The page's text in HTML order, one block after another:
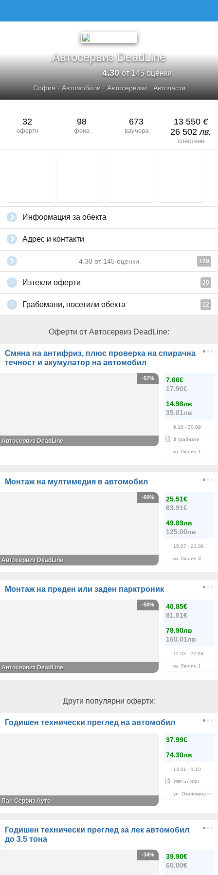
Автосервиз DeadLine
4.30от 145 оценки
София·Автомобили·Автосервизи·Авточасти
32
оферти
98
фена
673
ваучера
13 550 €
26 502лв.
спестени
Информация за обекта
Адрес и контакти
4.30 от 145 оценки 129
Изтекли оферти 20
Грабомани, посетили обекта 12
Оферти от Автосервиз DeadLine:
Смяна на антифриз, плюс проверка на спирачна
течност и акумулатор на автомобил
7.66€
17.90€
14.98лв
35.01лв
9.10 - 30.09
3 грабнати
кв. Люлин 1
-57%
Автосервиз DeadLine
Монтаж на мултимедия в автомобил
25.51€
63.91€
49.89лв
125.00лв
15.07 - 23.08
кв. Люлин 3
-60%
Автосервиз DeadLine
Монтаж на преден или заден парктроник
40.85€
81.81€
79.90лв
160.01лв
11.03 - 27.08
кв. Люлин 1
-50%
Автосервиз DeadLine
Други популярни оферти:
Годишен технически преглед на автомобил
37.99€
74.30лв
13.01 - 1.10
792 от 830
ул. Околовръстен
Пан Сервиз Ауто
Годишен технически преглед за лек автомобил
до 3.5 тона
39.90€
60.00€
-34%